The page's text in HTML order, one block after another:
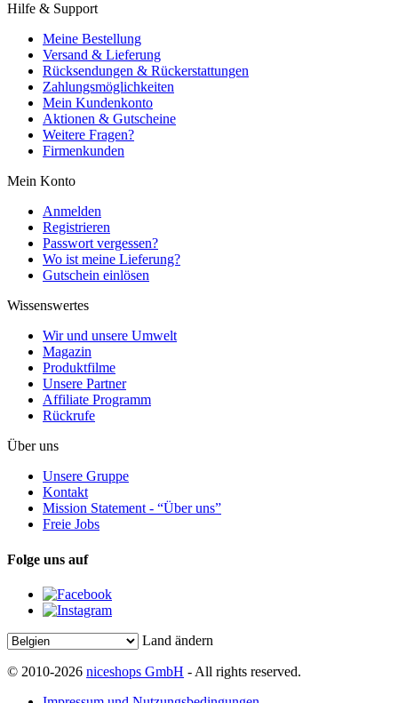
Hilfe & Support
Meine Bestellung
Versand & Lieferung
Rücksendungen & Rückerstattungen
Zahlungsmöglichkeiten
Mein Kundenkonto
Aktionen & Gutscheine
Weitere Fragen?
Firmenkunden
Mein Konto
Anmelden
Registrieren
Passwort vergessen?
Wo ist meine Lieferung?
Gutschein einlösen
Wissenswertes
Wir und unsere Umwelt
Magazin
Produktfilme
Unsere Partner
Affiliate Programm
Rückrufe
Über uns
Unsere Gruppe
Kontakt
Mission Statement - “Über uns”
Freie Jobs
Folge uns auf
Land ändern
© 2010-2026 niceshops GmbH - All rights reserved.